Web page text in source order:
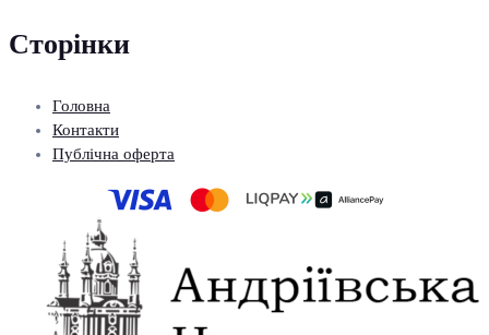
Сторінки
Головна
Контакти
Публічна оферта